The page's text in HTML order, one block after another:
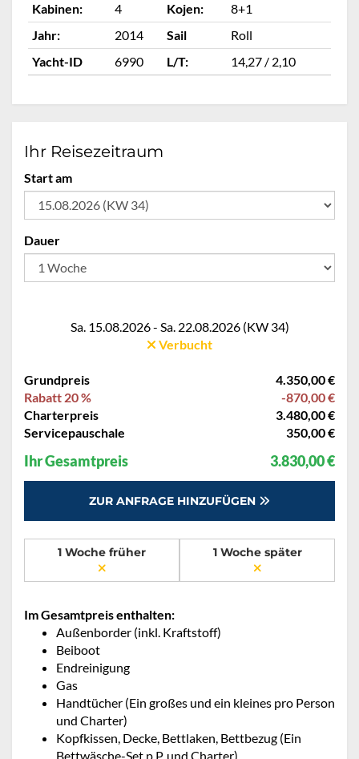
Kabinen: 4 Kojen:
8+1
Jahr:
2014 Sail
Roll
Yacht-ID
6990 L/T: 14,27 / 2,10
Ihr Reisezeitraum
Start am
Dauer
Sa. 15.08.2026 - Sa. 22.08.2026 (KW 34)
Verbucht
Grundpreis
4.350,00 €
Rabatt 20 %
-870,00 €
Charterpreis
3.480,00 €
Servicepauschale
350,00 €
Ihr Gesamtpreis 3.830,00 €
ZUR ANFRAGE HINZUFÜGEN
1 Woche früher 1 Woche später
Im Gesamtpreis enthalten:
Außenborder (inkl. Kraftstoff)
Beiboot
Endreinigung
Gas
Handtücher (Ein großes und ein kleines pro Person
und Charter)
Kopfkissen, Decke, Bettlaken, Bettbezug (Ein
Bettwäsche-Set p.P. und Charter)